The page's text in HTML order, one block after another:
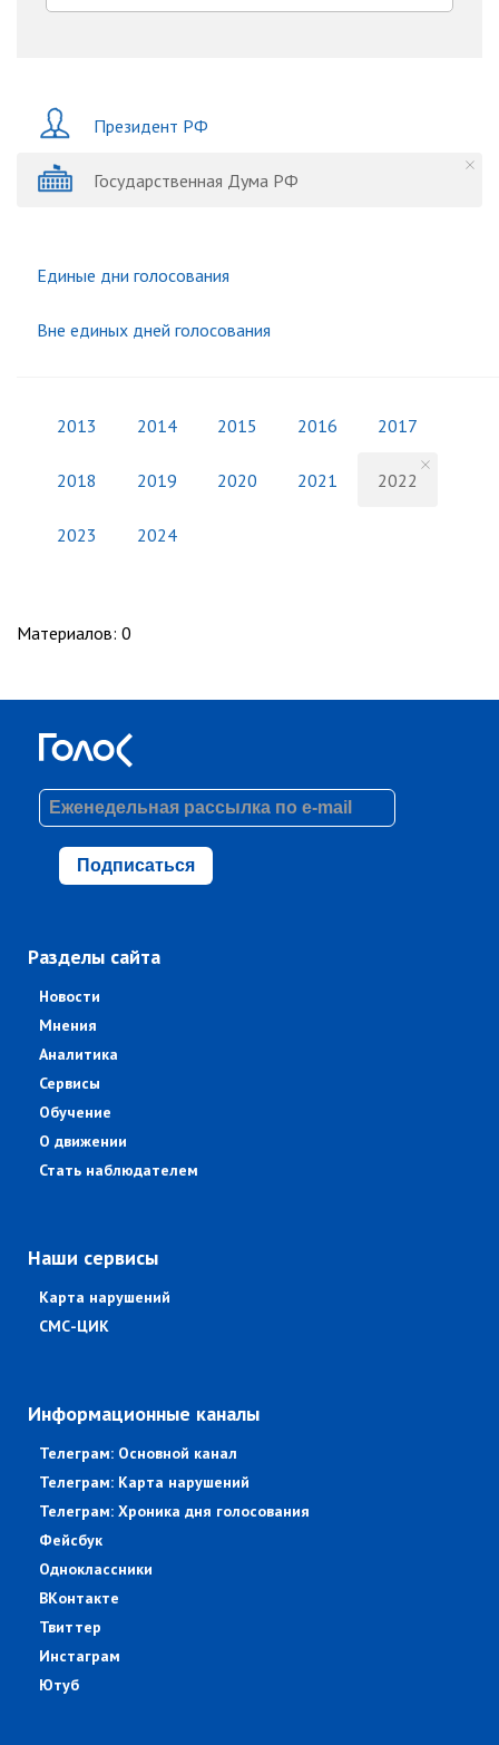
Президент РФ
Государственная Дума РФ
Единые дни голосования
Вне единых дней голосования
2013 2014 2015 2016 2017
2018 2019 2020 2021 2022
2023 2024
Материалов: 0
Подписаться
Разделы сайта
Новости
Мнения
Аналитика
Сервисы
Обучение
О движении
Стать наблюдателем
Наши сервисы
Карта нарушений
СМС-ЦИК
Информационные каналы
Телеграм: Основной канал
Телеграм: Карта нарушений
Телеграм: Хроника дня голосования
Фейсбук
Одноклассники
ВКонтакте
Твиттер
Инстаграм
Ютуб